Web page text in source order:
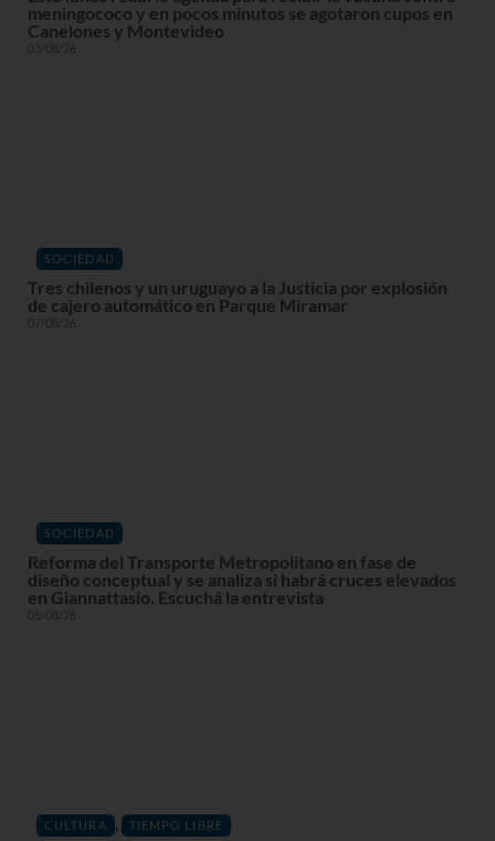
meningococo y en pocos minutos se agotaron cupos en
Canelones y Montevideo
03/08/26
SOCIEDAD
Tres chilenos y un uruguayo a la Justicia por explosión
de cajero automático en Parque Miramar
07/08/26
SOCIEDAD
Reforma del Transporte Metropolitano en fase de
diseño conceptual y se analiza si habrá cruces elevados
en Giannattasio. Escuchá la entrevista
05/08/26
CULTURA , TIEMPO LIBRE